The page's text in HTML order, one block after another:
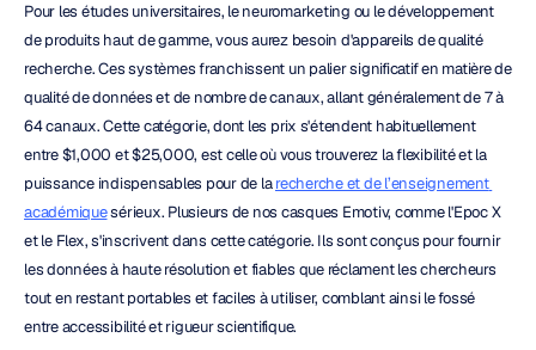
Pour les études universitaires, le neuromarketing ou le développement
de produits haut de gamme, vous aurez besoin d'appareils de qualité
recherche. Ces systèmes franchissent un palier significatif en matière de
qualité de données et de nombre de canaux, allant généralement de 7 à
64 canaux. Cette catégorie, dont les prix s'étendent habituellement
entre $1,000 et $25,000, est celle où vous trouverez la flexibilité et la
puissance indispensables pour de la recherche et de l’enseignement
académique sérieux. Plusieurs de nos casques Emotiv, comme l'Epoc X
et le Flex, s'inscrivent dans cette catégorie. Ils sont conçus pour fournir
les données à haute résolution et fiables que réclament les chercheurs
tout en restant portables et faciles à utiliser, comblant ainsi le fossé
entre accessibilité et rigueur scientifique.